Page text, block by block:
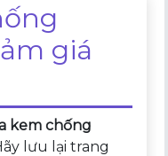
giá
kem chống
lưu lại trang